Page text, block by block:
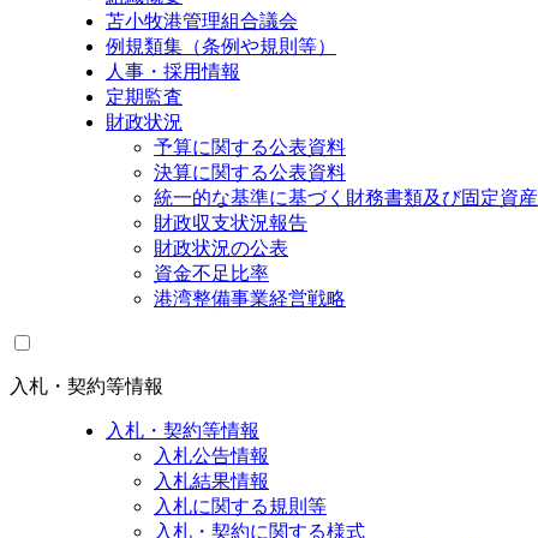
苫小牧港管理組合議会
例規類集（条例や規則等）
人事・採用情報
定期監査
財政状況
予算に関する公表資料
決算に関する公表資料
統一的な基準に基づく財務書類及び固定資
財政収支状況報告
財政状況の公表
資金不足比率
港湾整備事業経営戦略
入札・契約等情報
入札・契約等情報
入札公告情報
入札結果情報
入札に関する規則等
入札・契約に関する様式